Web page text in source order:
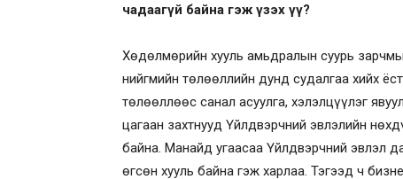
чадаагүй байна гэж үзэх үү?
Хөдөлмөрийн хууль амьдралын суурь
нийгмийн төлөөллийн дунд судалгаа хийх
төлөөллөөс санал асуулга, хэлэлцүүлэг
цагаан захтнууд Үйлдвэрчний эвлэлийн
байна. Манайд угаасаа Үйлдвэрчний эвлэл
өгсөн хууль байна гэж харлаа. Тэгээд ч